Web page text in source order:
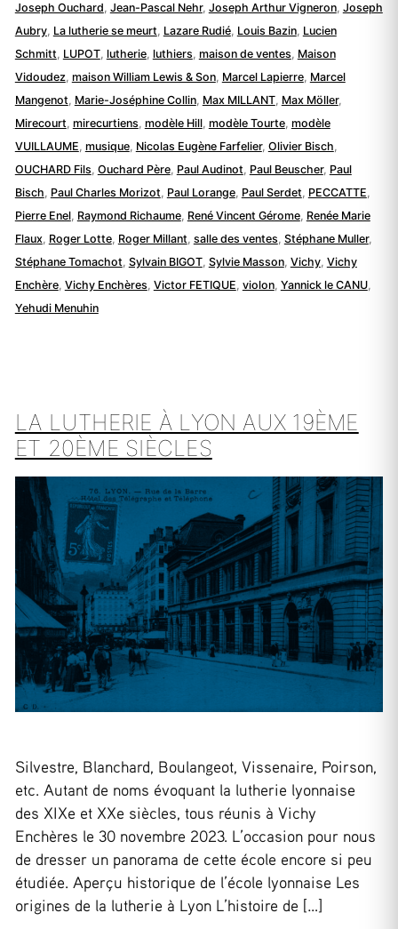
Joseph Ouchard, Jean-Pascal Nehr, Joseph Arthur Vigneron, Joseph
Aubry, La lutherie se meurt, Lazare Rudié, Louis Bazin, Lucien
Schmitt, LUPOT, lutherie, luthiers, maison de ventes, Maison
Vidoudez, maison William Lewis & Son, Marcel Lapierre, Marcel
Mangenot, Marie-Joséphine Collin, Max MILLANT, Max Möller,
Mirecourt, mirecurtiens, modèle Hill, modèle Tourte, modèle
VUILLAUME, musique, Nicolas Eugène Farfelier, Olivier Bisch,
OUCHARD Fils, Ouchard Père, Paul Audinot, Paul Beuscher, Paul
Bisch, Paul Charles Morizot, Paul Lorange, Paul Serdet, PECCATTE,
Pierre Enel, Raymond Richaume, René Vincent Gérome, Renée Marie
Flaux, Roger Lotte, Roger Millant, salle des ventes, Stéphane Muller,
Stéphane Tomachot, Sylvain BIGOT, Sylvie Masson, Vichy, Vichy
Enchère, Vichy Enchères, Victor FETIQUE, violon, Yannick le CANU,
Yehudi Menuhin
LA LUTHERIE À LYON AUX 19ÈME
ET 20ÈME SIÈCLES
Silvestre, Blanchard, Boulangeot, Vissenaire, Poirson,
etc. Autant de noms évoquant la lutherie lyonnaise
des XIXe et XXe siècles, tous réunis à Vichy
Enchères le 30 novembre 2023. L’occasion pour nous
de dresser un panorama de cette école encore si peu
étudiée. Aperçu historique de l’école lyonnaise Les
origines de la lutherie à Lyon L’histoire de […]